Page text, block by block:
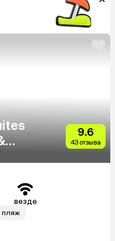
9.6
43 отзыва
везде
пляж